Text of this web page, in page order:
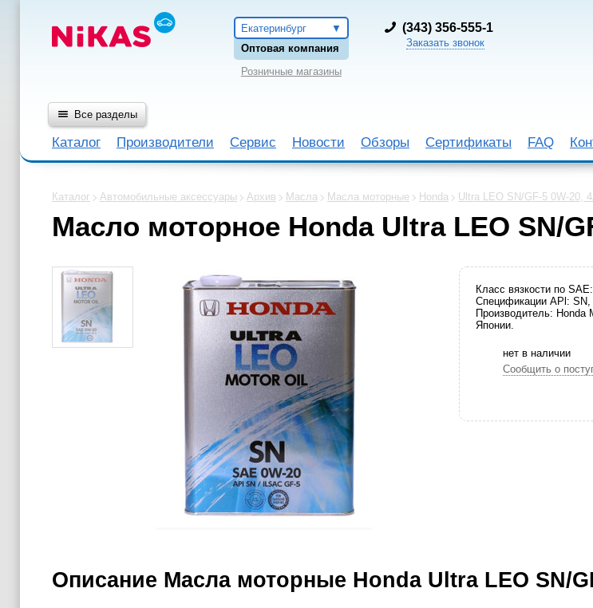
Екатеринбург
Оптовая компания
Розничные магазины
(343) 356-555-1
Заказать звонок
Все разделы
Каталог Производители Сервис Новости Обзоры Сертификаты FAQ
Каталог Автомобильные аксессуары Архив Масла Масла моторные Honda Ultra LEO SN/GF-5 0W-20,
Масло моторное Honda Ultra LEO SN/
Класс вязкости по
Спецификации APl:
Производитель:
Японии.
нет в наличии
Сообщить о
Описание Масла моторные Honda Ultra LEO SN/